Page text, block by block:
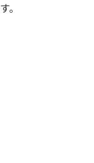
す。